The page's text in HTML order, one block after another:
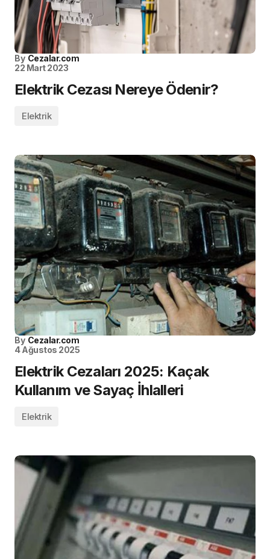
By Cezalar.com
22 Mart 2023
Elektrik Cezası Nereye Ödenir?
Elektrik
By Cezalar.com
4 Ağustos 2025
Elektrik Cezaları 2025: Kaçak
Kullanım ve Sayaç İhlalleri
Elektrik